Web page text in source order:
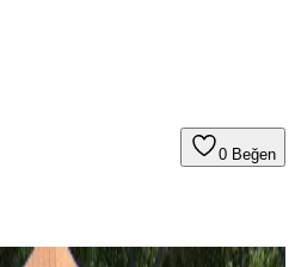
0 Beğen